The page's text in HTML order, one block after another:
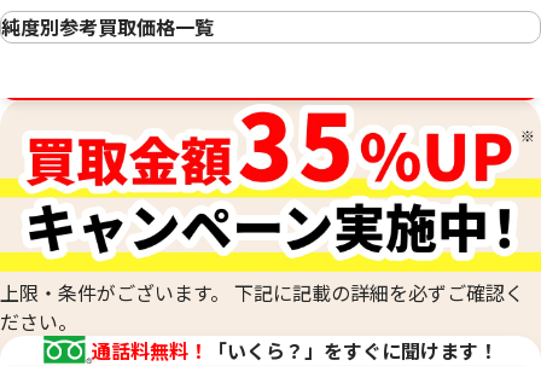
レム純金小判
20.0g
参考買取価格
595,200円
18.75g
参考買取価格
558,000円
純度別参考買取価格一覧
22金（K22）の買取
21.6金(K21.6)の買取
20金（K20）の買取
18金(K18)の買取
14金（K14）の買取
12金（K12）の買取
10金（K10）の買取
9金（K9）の買取
上限・条件がございます。 下記に記載の詳細を必ずご確認く
ださい。
通話料無料！
「いくら？」をすぐに聞けます！